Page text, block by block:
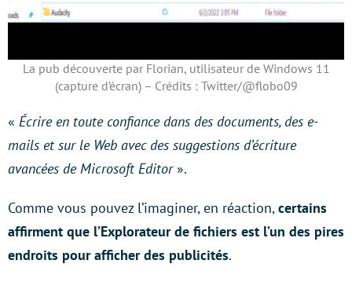
La pub découverte par Florian, utilisateur de Windows 11
(capture d’écran) – Crédits : Twitter/@flobo09
« Écrire en toute confiance dans des documents, des e-
mails et sur le Web avec des suggestions d’écriture
avancées de Microsoft Editor».
Comme vous pouvez l’imaginer, en réaction,certains
affirment que l’Explorateur de fichiers est l’un des pires
endroits pour afficher des publicités.